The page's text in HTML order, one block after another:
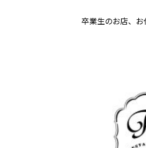
卒業生のお店、